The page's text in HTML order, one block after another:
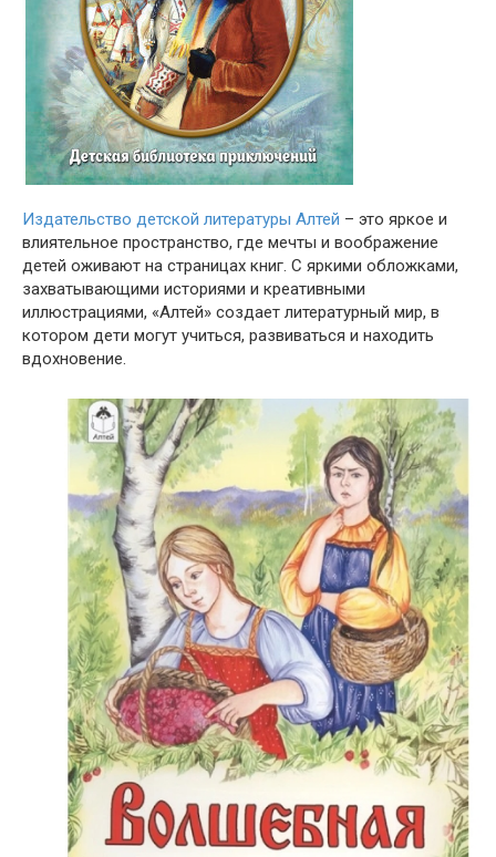
Издательство детской литературы Алтей – это яркое и
влиятельное пространство, где мечты и воображение
детей оживают на страницах книг. С яркими обложками,
захватывающими историями и креативными
иллюстрациями, «Алтей» создает литературный мир, в
котором дети могут учиться, развиваться и находить
вдохновение.